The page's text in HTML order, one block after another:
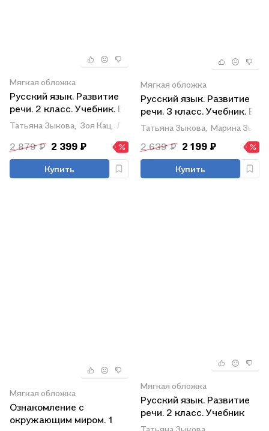
Мягкая обложка
Русский язык. Развитие
речи. 2 класс. Учебник. В
2-х частях. Часть 2
Татьяна Зыкова, Зоя Кац, Людмила Руленкова
2 879 ₽ 2 399 ₽
Купить
Мягкая обложка
Русский язык. Развитие
речи. 3 класс. Учебник. В
2-х частях. Часть 1 (для
глухих обучающихся)
Татьяна Зыкова, Марина
2 639 ₽ 2 199 ₽
Купить
Мягкая обложка
Ознакомление с
окружающим миром. 1
Мягкая обложка
Русский язык. Развитие
речи. 2 класс. Учебник
для специальных